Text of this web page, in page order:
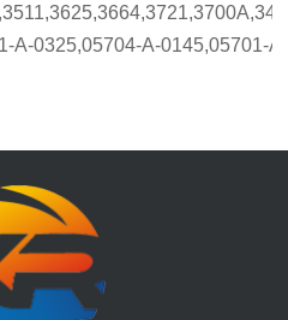
A-0325,05704-A-0145,05701-